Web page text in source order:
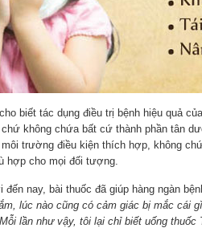
biết tác dụng điều trị bệnh hiệu quả
chứ không chứa bất cứ thành phần tân
môi trường điều kiện thích hợp, không
hợp cho mọi đối tượng.
đến nay, bài thuốc đã giúp hàng ngàn
lúc nào cũng có cảm giác bị mắc cái
lần như vậy, tôi lại chỉ biết uống